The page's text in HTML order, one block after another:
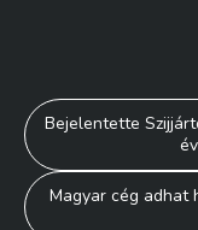
Bejegyzés
navigáció
Bejelentette
Magyar cég adhat